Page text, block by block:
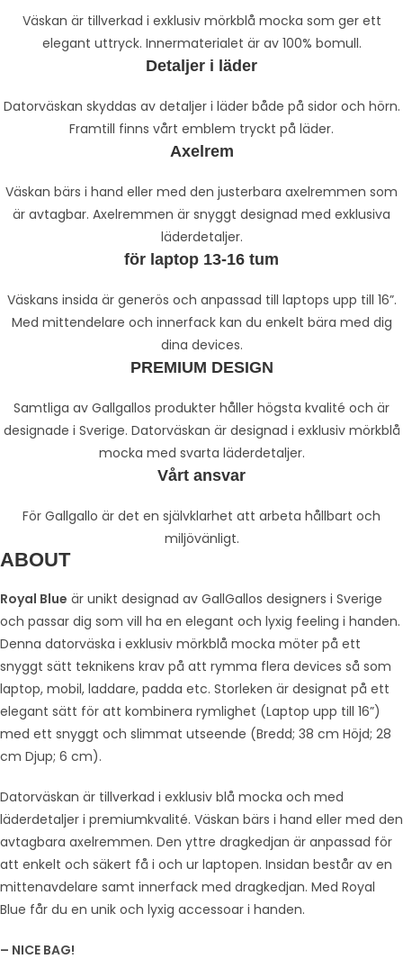
Väskan är tillverkad i exklusiv mörkblå mocka som ger ett
elegant uttryck. Innermaterialet är av 100% bomull.
Detaljer i läder
Datorväskan skyddas av detaljer i läder både på sidor och hörn.
Framtill finns vårt emblem tryckt på läder.
Axelrem
Väskan bärs i hand eller med den justerbara axelremmen som
är avtagbar. Axelremmen är snyggt designad med exklusiva
läderdetaljer.
för laptop 13-16 tum
Väskans insida är generös och anpassad till laptops upp till 16”.
Med mittendelare och innerfack kan du enkelt bära med dig
dina devices.
PREMIUM DESIGN
Samtliga av Gallgallos produkter håller högsta kvalité och är
designade i Sverige. Datorväskan är designad i exklusiv mörkblå
mocka med svarta läderdetaljer.
Vårt ansvar
För Gallgallo är det en självklarhet att arbeta hållbart och
miljövänligt.
ABOUT
Royal Blue är unikt designad av GallGallos designers i Sverige
och passar dig som vill ha en elegant och lyxig feeling i handen.
Denna datorväska i exklusiv mörkblå mocka möter på ett
snyggt sätt teknikens krav på att rymma flera devices så som
laptop, mobil, laddare, padda etc. Storleken är designat på ett
elegant sätt för att kombinera rymlighet (Laptop upp till 16”)
med ett snyggt och slimmat utseende (Bredd; 38 cm Höjd; 28
cm Djup; 6 cm).
Datorväskan är tillverkad i exklusiv blå mocka och med
läderdetaljer i premiumkvalité. Väskan bärs i hand eller med den
avtagbara axelremmen. Den yttre dragkedjan är anpassad för
att enkelt och säkert få i och ur laptopen. Insidan består av en
mittenavdelare samt innerfack med dragkedjan. Med Royal
Blue får du en unik och lyxig accessoar i handen.
– NICE BAG!